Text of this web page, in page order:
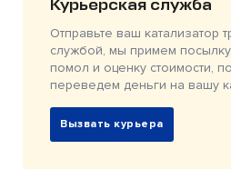
Курьерская служба
Отправьте ваш катализатор
службой, мы примем
помол и оценку стоимости,
переведем деньги на вашу
Вызвать курьера